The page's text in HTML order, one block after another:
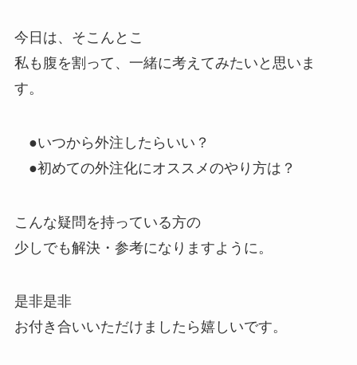
今日は、そこんとこ
私も腹を割って、一緒に考えてみたいと思いま
す。
●いつから外注したらいい？
●初めての外注化にオススメのやり方は？
こんな疑問を持っている方の
少しでも解決・参考になりますように。
是非是非
お付き合いいただけましたら嬉しいです。